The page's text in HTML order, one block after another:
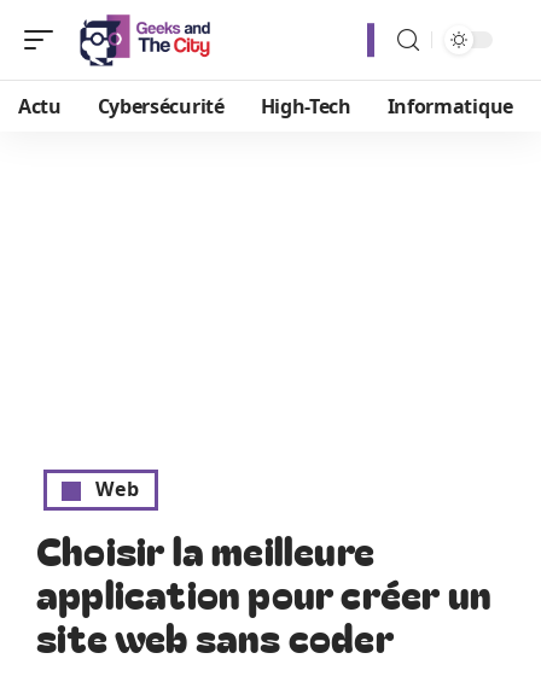
Actu Cybersécurité High-Tech Informatique
Web
Choisir la meilleure
application pour créer un
site web sans coder